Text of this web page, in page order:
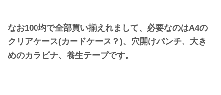
なお100均で全部買い揃えれまして、必要なのはA4の
クリアケース(カードケース？)、穴開けパンチ、大き
めのカラビナ、養生テープです。